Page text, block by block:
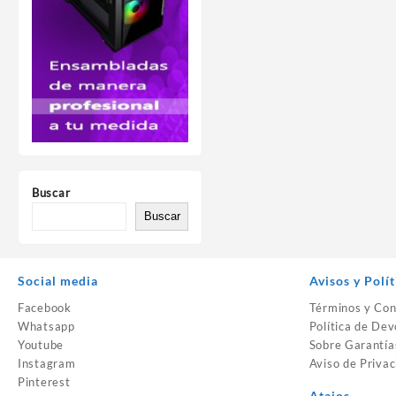
Buscar
Buscar
Social media
Facebook
Whatsapp
Youtube
Instagram
Pinterest
Avisos y
Términos y
Política de
Sobre
Aviso de